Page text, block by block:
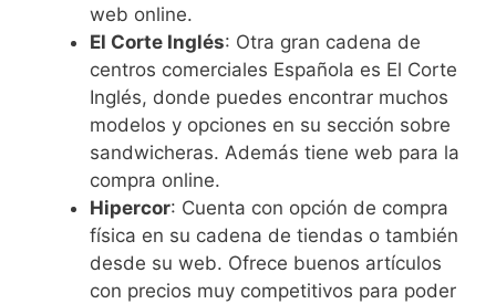
web online.
El Corte Inglés: Otra gran cadena de
centros comerciales Española es El Corte
Inglés, donde puedes encontrar muchos
modelos y opciones en su sección sobre
sandwicheras. Además tiene web para la
compra online.
Hipercor: Cuenta con opción de compra
física en su cadena de tiendas o también
desde su web. Ofrece buenos artículos
con precios muy competitivos para poder